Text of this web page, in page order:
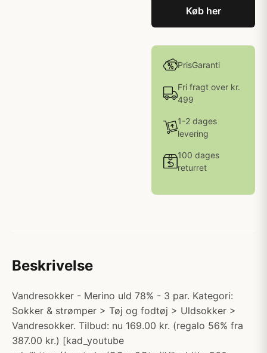
Køb her
PrisGaranti
Fri fragt over kr.
499
1-2 dages
levering
100 dages
returret
Beskrivelse
Vandresokker - Merino uld 78% - 3 par. Kategori:
Sokker & strømper > Tøj og fodtøj > Uldsokker >
Vandresokker. Tilbud: nu 169.00 kr. (regalo 56% fra
387.00 kr.) [kad_youtube